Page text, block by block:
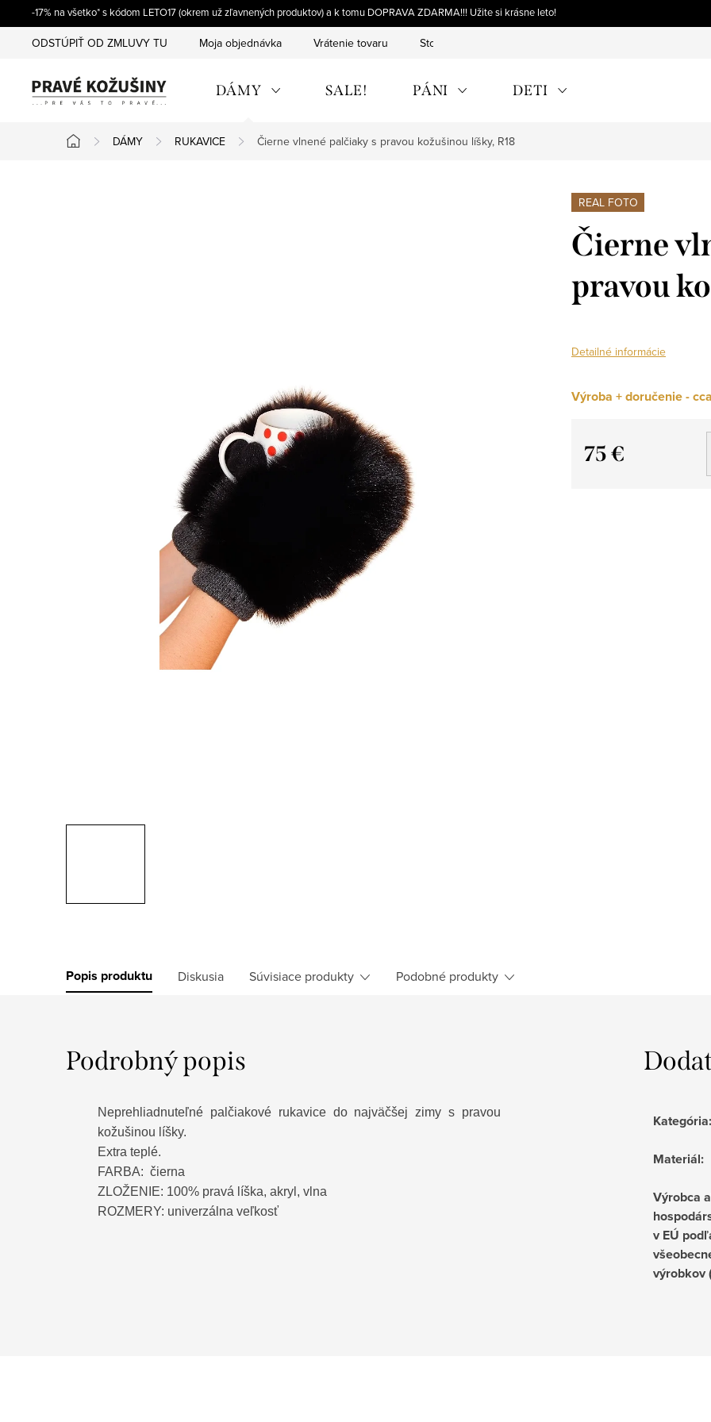
na
obsah
-17% na všetko* s kódom LETO17 (okrem už zľavnených produktov) a k tomu DOPRAVA ZDARMA!!! Užite si krásne leto!
ODSTÚPIŤ OD ZMLUVY TU Moja objednávka Vrátenie tovaru Storno objednávky
DÁMY SALE! PÁNI DETI
Domov
DÁMY RUKAVICE Čierne vlnené palčiaky s pravou kožušinou líšky, R18
REAL FOTO
Čierne
pravou
Detailné informácie
Výroba + doručenie -
75 €
Popis produktu Diskusia Súvisiace produkty Podobné produkty
Podrobný popis
Neprehliadnuteľné palčiakové rukavice do najväčšej zimy s pravou
kožušinou líšky.
Extra teplé.
FARBA: čierna
ZLOŽENIE: 100% pravá líška, akryl, vlna
ROZMERY: univerzálna veľkosť
Kategória:
Materiál:
Výrobca
v EÚ
výrobkov